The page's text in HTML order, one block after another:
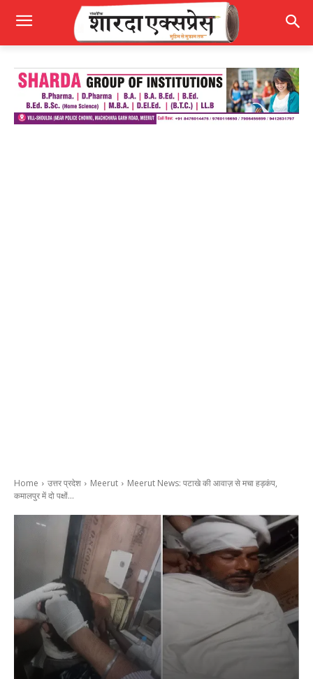
Home उत्तर प्रदेश Meerut
Meerut News: पटाखे की आवाज़ से मचा हड़कंप,
कमालपुर में दो पक्षों...